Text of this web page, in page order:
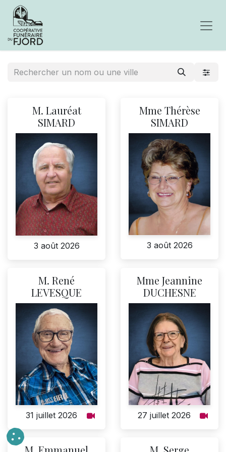
M. Lauréat
SIMARD
3 août 2026
Mme Thérèse
SIMARD
3 août 2026
M. René
LEVESQUE
31 juillet 2026
Mme Jeannine
DUCHESNE
27 juillet 2026